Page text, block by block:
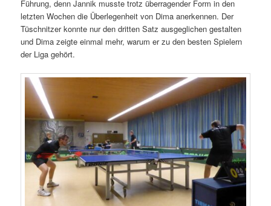
Führung, denn Jannik musste trotz überragender Form in den
letzten Wochen die Überlegenheit von Dima anerkennen. Der
Tüschnitzer konnte nur den dritten Satz ausgeglichen gestalten
und Dima zeigte einmal mehr, warum er zu den besten Spielern
der Liga gehört.